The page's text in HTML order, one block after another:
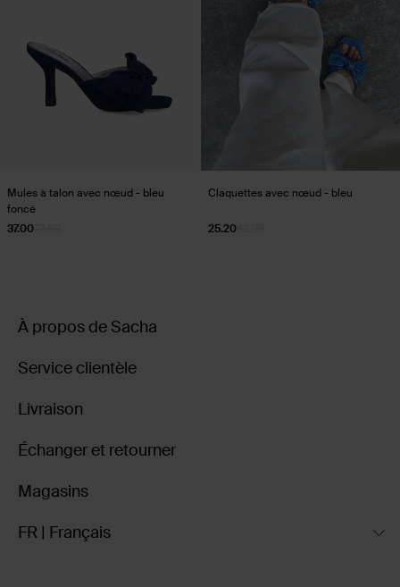
Mules à talon avec nœud - bleu
foncé
37.00
Claquettes avec nœud - bleu
25.20
À propos de Sacha
Service clientèle
Livraison
Échanger et retourner
Magasins
FR | Français